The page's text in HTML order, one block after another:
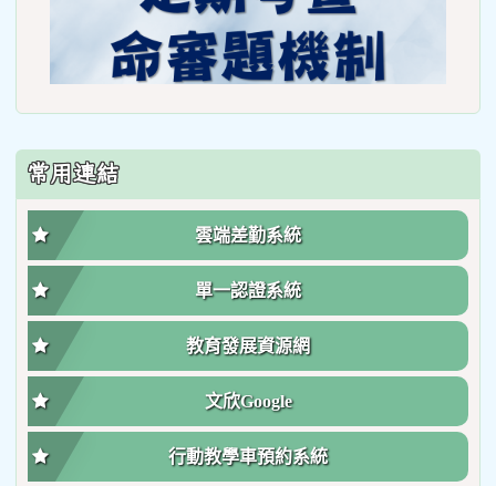
常用連結
雲端差勤系統
單一認證系統
教育發展資源網
文欣Google
行動教學車預約系統